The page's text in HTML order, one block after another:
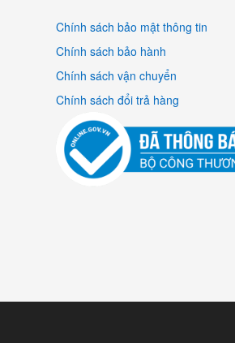
Chính sách bảo mật thông tin
Chính sách bảo hành
Chính sách vận chuyển
Chính sách đổi trả hàng